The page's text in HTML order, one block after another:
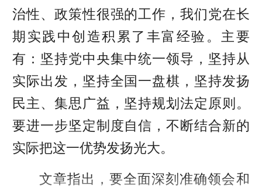
治性、政策性很强的工作，我们党在长
期实践中创造积累了丰富经验。主要
有：坚持党中央集中统一领导，坚持从
实际出发，坚持全国一盘棋，坚持发扬
民主、集思广益，坚持规划法定原则。
要进一步坚定制度自信，不断结合新的
实际把这一优势发扬光大。
文章指出，要全面深刻准确领会和